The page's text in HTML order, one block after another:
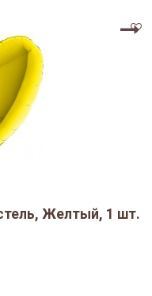
Желтый, 1 шт.